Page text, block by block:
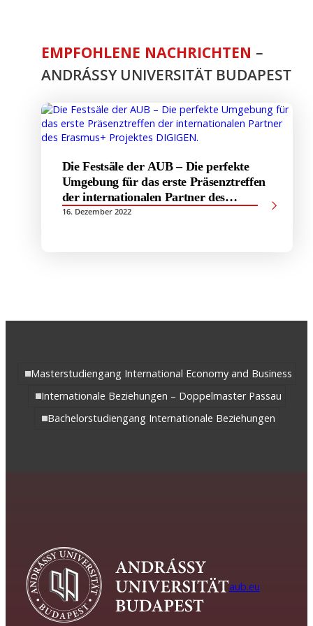
EMPFOHLENE NACHRICHTEN –
ANDRÁSSY UNIVERSITÄT BUDAPEST
Die Festsäle der AUB – Die perfekte
Umgebung für das erste Präsenztreffen
der internationalen Partner des
Erasmus+ Projektes DIGIGEN.
16. Dezember 2022
Masterstudiengang International Economy and Business
Internationale Beziehungen – Doppelmaster Passau
Bachelorstudiengang Internationale Beziehungen
aub.eu